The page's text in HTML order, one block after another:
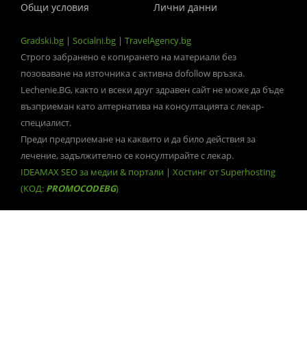
Общи условия
Лични данни
Gradski.bg | Socialni.bg | TravelAgency.bg
Строго забранено е копирането на материали без
позоваване на източника с активна dofollow връзка.
Lechenie.BG, както и всеки друг здравен сайт не може да бъде
възприеман като алтернатива на консултацията с лекар-
специалист.
Преди предприемане на каквито и да било действия за
лечение, задължително се консултирайте с лекар.
IDEAMAX SEO за медии & портали | Хостинг от Superhosting
(КОД: PROMOCODEBG)